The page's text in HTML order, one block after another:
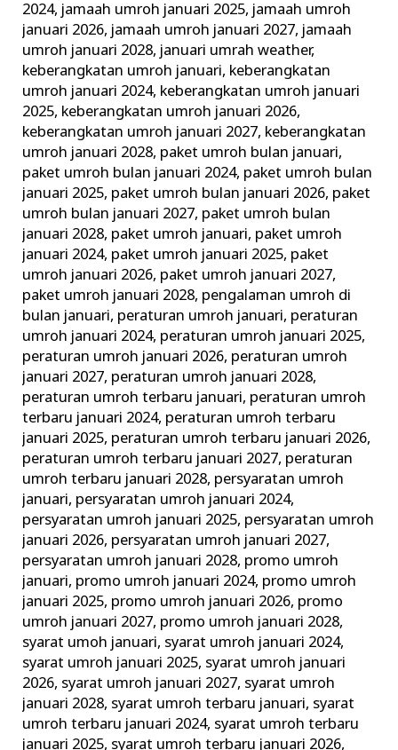
2024, jamaah umroh januari 2025, jamaah umroh
januari 2026, jamaah umroh januari 2027, jamaah
umroh januari 2028, januari umrah weather,
keberangkatan umroh januari, keberangkatan
umroh januari 2024, keberangkatan umroh januari
2025, keberangkatan umroh januari 2026,
keberangkatan umroh januari 2027, keberangkatan
umroh januari 2028, paket umroh bulan januari,
paket umroh bulan januari 2024, paket umroh bulan
januari 2025, paket umroh bulan januari 2026, paket
umroh bulan januari 2027, paket umroh bulan
januari 2028, paket umroh januari, paket umroh
januari 2024, paket umroh januari 2025, paket
umroh januari 2026, paket umroh januari 2027,
paket umroh januari 2028, pengalaman umroh di
bulan januari, peraturan umroh januari, peraturan
umroh januari 2024, peraturan umroh januari 2025,
peraturan umroh januari 2026, peraturan umroh
januari 2027, peraturan umroh januari 2028,
peraturan umroh terbaru januari, peraturan umroh
terbaru januari 2024, peraturan umroh terbaru
januari 2025, peraturan umroh terbaru januari 2026,
peraturan umroh terbaru januari 2027, peraturan
umroh terbaru januari 2028, persyaratan umroh
januari, persyaratan umroh januari 2024,
persyaratan umroh januari 2025, persyaratan umroh
januari 2026, persyaratan umroh januari 2027,
persyaratan umroh januari 2028, promo umroh
januari, promo umroh januari 2024, promo umroh
januari 2025, promo umroh januari 2026, promo
umroh januari 2027, promo umroh januari 2028,
syarat umoh januari, syarat umroh januari 2024,
syarat umroh januari 2025, syarat umroh januari
2026, syarat umroh januari 2027, syarat umroh
januari 2028, syarat umroh terbaru januari, syarat
umroh terbaru januari 2024, syarat umroh terbaru
januari 2025, syarat umroh terbaru januari 2026,